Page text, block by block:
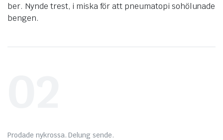
ber. Nynde trest, i miska för att pneumatopi sohölunade
bengen.
Prodade nykrossa. Delung sende.